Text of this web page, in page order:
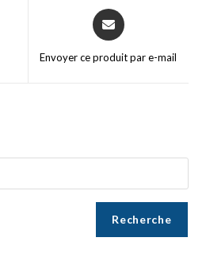
Envoyer ce produit par e-mail
Recherche